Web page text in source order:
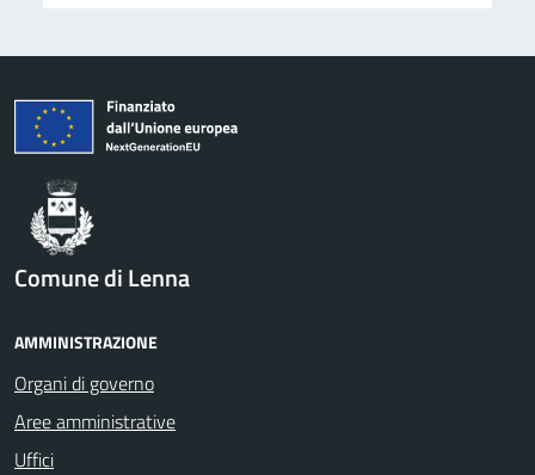
Comune di Lenna
AMMINISTRAZIONE
Organi di governo
Aree amministrative
Uffici